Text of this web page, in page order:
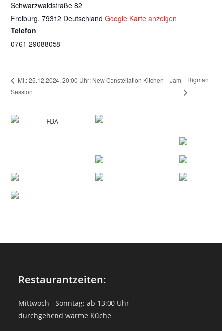
Schwarzwaldstraße 82
Freiburg, 79312 Deutschland Google Karte anzeigen
Telefon
0761 29088058
Mi.: 25.12.2024, 20:00 Uhr: New Constellation Kitchen – Jam
Session
Rigman
Restaurantzeiten:
Mittwoch - Sonntag: ab 13:00 Uhr
durchgehend warme Küche